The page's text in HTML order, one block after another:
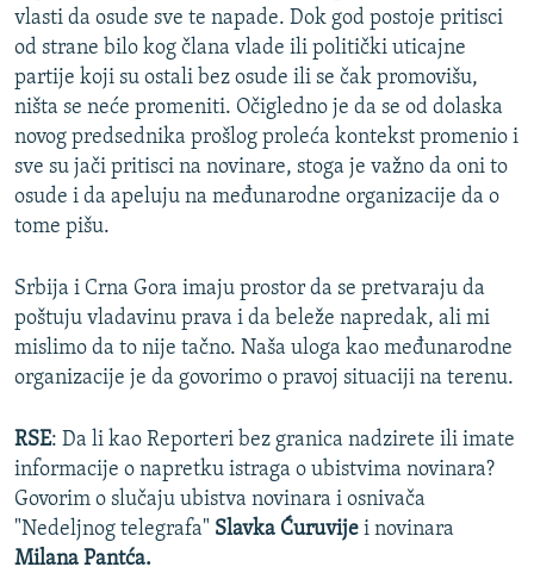
vlasti da osude sve te napade. Dok god postoje pritisci
od strane bilo kog člana vlade ili politički uticajne
partije koji su ostali bez osude ili se čak promovišu,
ništa se neće promeniti. Očigledno je da se od dolaska
novog predsednika prošlog proleća kontekst promenio i
sve su jači pritisci na novinare, stoga je važno da oni to
osude i da apeluju na međunarodne organizacije da o
tome pišu.
Srbija i Crna Gora imaju prostor da se pretvaraju da
poštuju vladavinu prava i da beleže napredak, ali mi
mislimo da to nije tačno. Naša uloga kao međunarodne
organizacije je da govorimo o pravoj situaciji na terenu.
RSE: Da li kao Reporteri bez granica nadzirete ili imate
informacije o napretku istraga o ubistvima novinara?
Govorim o slučaju ubistva novinara i osnivača
"Nedeljnog telegrafa" Slavka Ćuruvije i novinara
Milana Pantća.